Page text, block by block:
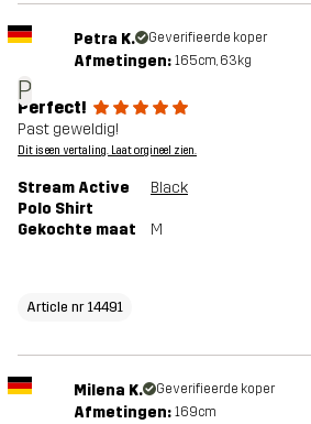
P
Petra K. Geverifieerde koper
Afmetingen: 165cm, 63kg
Perfect!
Past geweldig!
Dit is een vertaling. Laat orgineel zien.
Stream Active
Polo Shirt
Black
Gekochte maat M
Article nr 14491
Milena K. Geverifieerde koper
Afmetingen: 169cm